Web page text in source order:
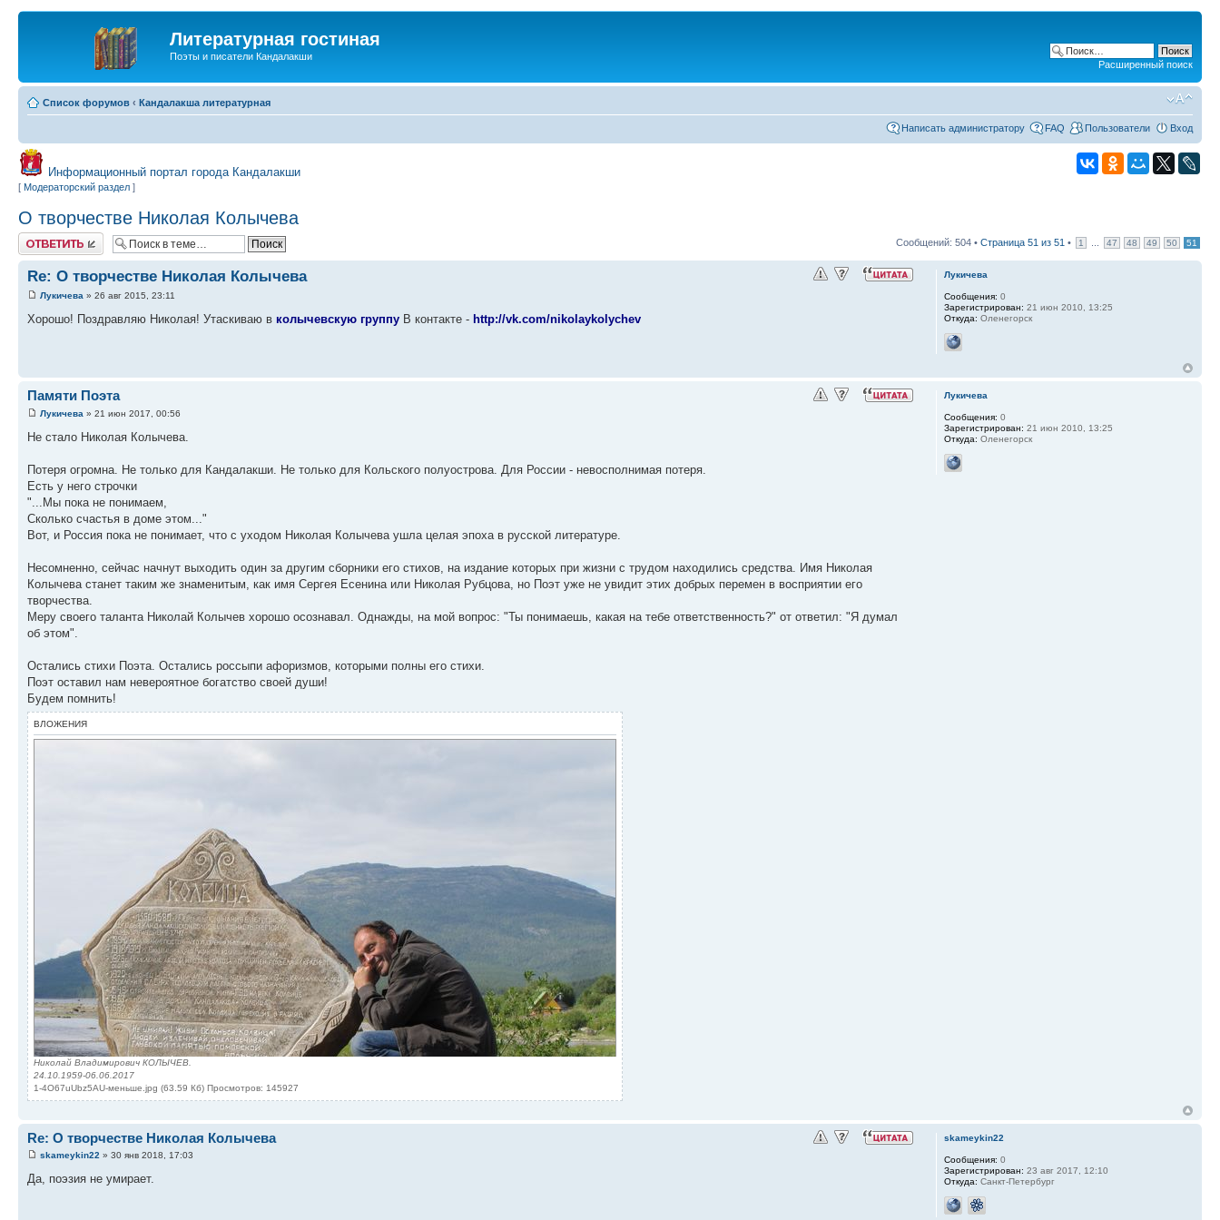
Литературная гостиная
Поэты и писатели Кандалакши
Расширенный поиск
Список форумов ‹ Кандалакша литературная
Написать администратору FAQ Пользователи Вход
Информационный портал города Кандалакши
[ Модераторский раздел ]
О творчестве Николая Колычева
Ответить Сообщений: 504 • Страница 51 из 51 • 1 47 48 49 50 51
Re: О творчестве Николая Колычева
Лукичева » 26 авг 2015, 23:11
Хорошо! Поздравляю Николая! Утаскиваю в колычевскую группу В контакте - http://vk.com/nikolaykolychev
Лукичева
Сообщения: 0
Зарегистрирован: 21 июн 2010, 13:25
Откуда: Оленегорск
Памяти Поэта
Лукичева » 21 июн 2017, 00:56
Не стало Николая Колычева.
Потеря огромна. Не только для Кандалакши. Не только для Кольского полуострова. Для России - невосполнимая потеря.
Есть у него строчки
"...Мы пока не понимаем,
Сколько счастья в доме этом..."
Вот, и Россия пока не понимает, что с уходом Николая Колычева ушла целая эпоха в русской литературе.
Несомненно, сейчас начнут выходить один за другим сборники его стихов, на издание которых при жизни с трудом находились средства. Имя Николая
Колычева станет таким же знаменитым, как имя Сергея Есенина или Николая Рубцова, но Поэт уже не увидит этих добрых перемен в восприятии его
творчества.
Меру своего таланта Николай Колычев хорошо осознавал. Однажды, на мой вопрос: "Ты понимаешь, какая на тебе ответственность?" от ответил: "Я думал
об этом".
Остались стихи Поэта. Остались россыпи афоризмов, которыми полны его стихи.
Поэт оставил нам невероятное богатство своей души!
Будем помнить!
ВЛОЖЕНИЯ
Николай Владимирович КОЛЫЧЕВ.
24.10.1959-06.06.2017
1-4O67uUbz5AU-меньше.jpg (63.59 Кб) Просмотров: 145927
Лукичева
Сообщения: 0
Зарегистрирован: 21 июн 2010, 13:25
Откуда: Оленегорск
Re: О творчестве Николая Колычева
skameykin22 » 30 янв 2018, 17:03
Да, поэзия не умирает.
skameykin22
Сообщения: 0
Зарегистрирован: 23 авг 2017, 12:10
Откуда: Санкт-Петербург